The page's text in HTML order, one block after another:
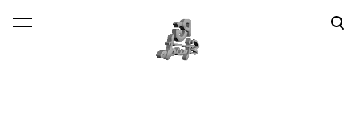
lisati ostukorvi. Vaata ostukorvi